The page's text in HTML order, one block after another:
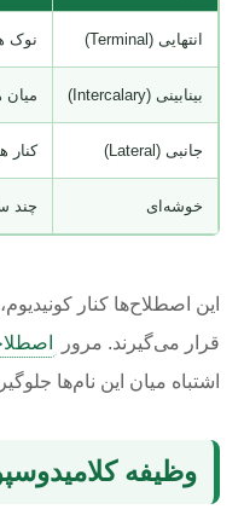
انتهایی (Terminal) نوک
بینابینی (Intercalary) میان
جانبی (Lateral) کنار
خوشه‌ای چند
این اصطلاح‌ها کنار
قرار می‌گیرند. مرور
اشتباه میان این نام‌ها
وظیفه